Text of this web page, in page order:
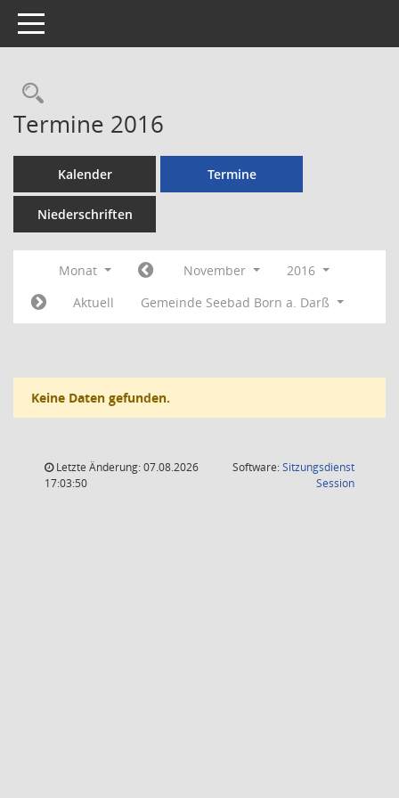
Toggle navigation
Rechercheauswahl
Termine 2016
Kalender Termine
Niederschriften
Monat November
2016
Aktuell
Gemeinde Seebad Born a. Darß
Keine Daten gefunden.
Letzte Änderung: 07.08.2026
17:03:50
Software:Sitzungsdienst
Session(Wird in